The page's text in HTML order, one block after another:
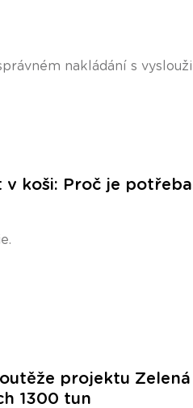
nakládání s
v koši: Proč je
projektu
1300 tun